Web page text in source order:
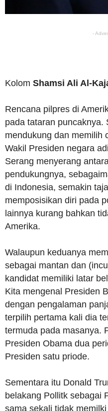
-
Kolom Shamsi Ali Al-
Rencana pilpres di
pada tataran puncaknya.
mendukung dan memilih
Wakil Presiden negara
Serang menyerang
pendukungnya,
di Indonesia, semakin
memposisikan diri pada
lainnya kurang bahkan
Amerika.
Walaupun keduanya
sebagai mantan dan
kandidat memiliki latar
Kita mengenal Presiden
dengan pengalaman
terpilih pertama kali dia
termuda pada masanya.
Presiden Obama dua
Presiden satu priode.
Sementara itu Donald
belakang Pollitk sebagai
sama sekali tidak